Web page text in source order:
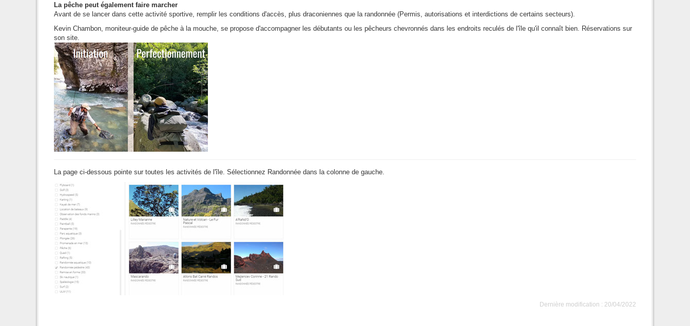
La pêche peut également faire marcher
Avant de se lancer dans cette activité sportive, remplir les conditions d'accès, plus draconiennes que la randonnée (Permis, autorisations et interdictions de certains secteurs).
Kevin Chambon, moniteur-guide de pêche à la mouche, se propose d'accompagner les débutants ou les pêcheurs chevronnés dans les endroits reculés de l'île qu'il connaît bien. Réservations sur
son site.
La page ci-dessous pointe sur toutes les activités de l'île. Sélectionnez Randonnée dans la colonne de gauche.
Dernière modification : 20/04/2022